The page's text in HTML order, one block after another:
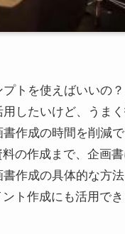
トを使えばいいの
用したいけど、う
作成の時間を削減
の作成まで、企画
作成の具体的な方
ト作成にも活用で